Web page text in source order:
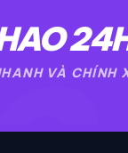
VÀ CHÍNH